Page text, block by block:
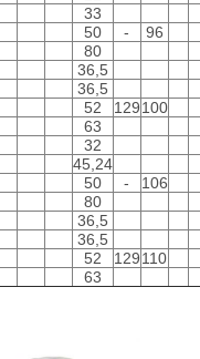
33
50 -
96
80
36,5
36,5
52 129100
63
32
45,24
50 -
106
80
36,5
36,5
52 129110
63